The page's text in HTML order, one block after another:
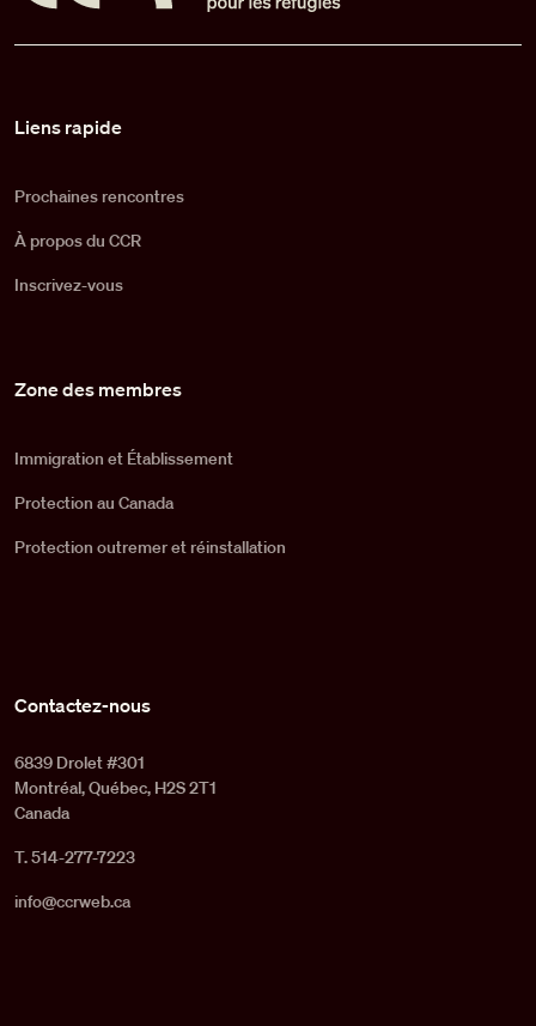
Liens rapide
Prochaines rencontres
À propos du CCR
Inscrivez-vous
Zone des membres
Immigration et Établissement
Protection au Canada
Protection outremer et réinstallation
Contactez-nous
6839 Drolet #301
Montréal, Québec, H2S 2T1
Canada
T. 514-277-7223
info@ccrweb.ca